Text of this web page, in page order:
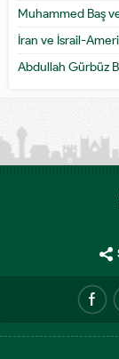
Muhammed Baş
İran ve İsrail-
Abdullah Gürbüz